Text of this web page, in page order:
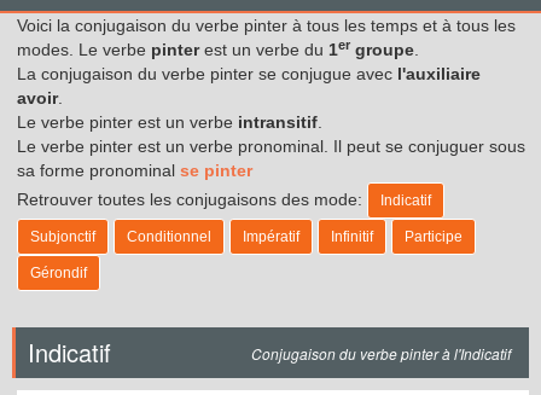
Voici la conjugaison du verbe pinter à tous les temps et à tous les
modes. Le verbe pinterest un verbe du 1er groupe
La conjugaison du verbe pinter se conjugue avec l'auxiliaire
avoir.
Le verbe pinter est un verbe intransitif
Le verbe pinter est un verbe pronominal. Il peut se conjuguer sous
sa forme pronominal se pinter
Retrouver toutes les conjugaisons des mode:
Indicatif
Subjonctif Conditionnel Impératif Infinitif Participe
Gérondif
Indicatif Conjugaison du verbe pinter à l'Indicatif